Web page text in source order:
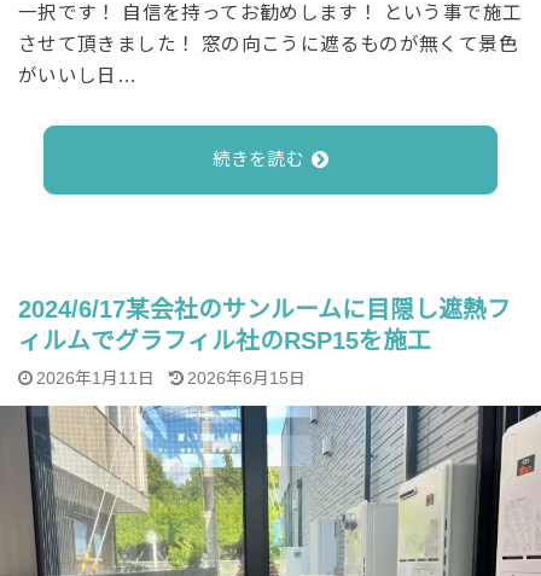
一択です！ 自信を持ってお勧めします！ という事で施工
させて頂きました！ 窓の向こうに遮るものが無くて景色
がいいし日…
続きを読む
2024/6/17某会社のサンルームに目隠し遮熱フ
ィルムでグラフィル社のRSP15を施工
2026年1月11日 2026年6月15日